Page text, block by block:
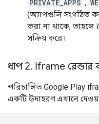
PRIVATE_APPS ,
(অ্যাপগুলি সংগঠিত
করা না থাকে,
সক্রিয় করে।
ধাপ 2. iframe
পরিচালিত Google Play
একটি উদাহরণ এখানে